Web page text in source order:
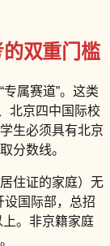
双重门槛
属赛道”。这类
北京四中国际校
生必须具有北京
分数线。
住证的家庭）无
设国际部，总招
。非京籍家庭